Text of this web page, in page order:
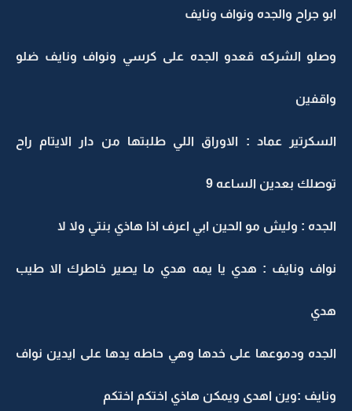
ابو جراح والجده ونواف ونايف
وصلو الشركه قعدو الجده على كرسي ونواف ونايف ضلو
واقفين
السكرتير عماد : الاوراق اللي طلبتها من دار الايتام راح
توصلك بعدين الساعه 9
الجده : وليش مو الحين ابي اعرف اذا هاذي بنتي ولا لا
نواف ونايف : هدي يا يمه هدي ما يصير خاطرك الا طيب
هدي
الجده ودموعها على خدها وهي حاطه يدها على ايدين نواف
ونايف :وين اهدى ويمكن هاذي اختكم اختكم